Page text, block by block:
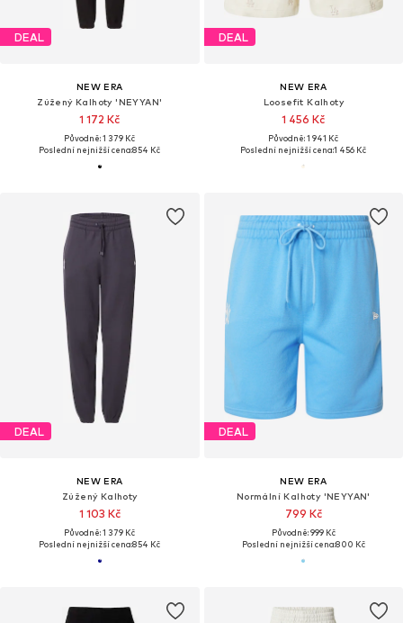
DEAL
NEW ERA
Zúžený Kalhoty 'NEYYAN'
1 172 Kč
Původně: 1 379 Kč
Poslední nejnižší cena:854 Kč
DEAL
NEW ERA
Loosefit Kalhoty
1 456 Kč
Původně: 1 941 Kč
Poslední nejnižší cena:1 456 Kč
DEAL
NEW ERA
Zúžený Kalhoty
1 103 Kč
Původně: 1 379 Kč
Poslední nejnižší cena:854 Kč
DEAL
NEW ERA
Normální Kalhoty 'NEYYAN'
799 Kč
Původně: 999 Kč
Poslední nejnižší cena:800 Kč